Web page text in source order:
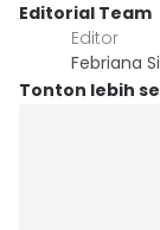
Editorial Team
Editor
Febriana
Tonton lebih